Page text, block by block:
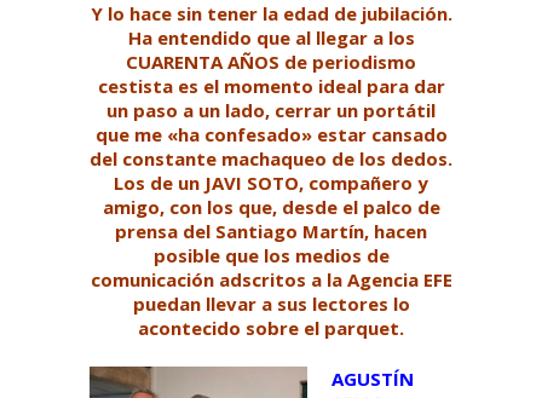
Y lo hace sin tener la edad de jubilación.
Ha entendido que al llegar a los
CUARENTA AÑOS de periodismo
cestista es el momento ideal para dar
un paso a un lado, cerrar un portátil
que me «ha confesado» estar cansado
del constante machaqueo de los dedos.
Los de un JAVI SOTO, compañero y
amigo, con los que, desde el palco de
prensa del Santiago Martín, hacen
posible que los medios de
comunicación adscritos a la Agencia EFE
puedan llevar a sus lectores lo
acontecido sobre el parquet.
AGUSTÍN